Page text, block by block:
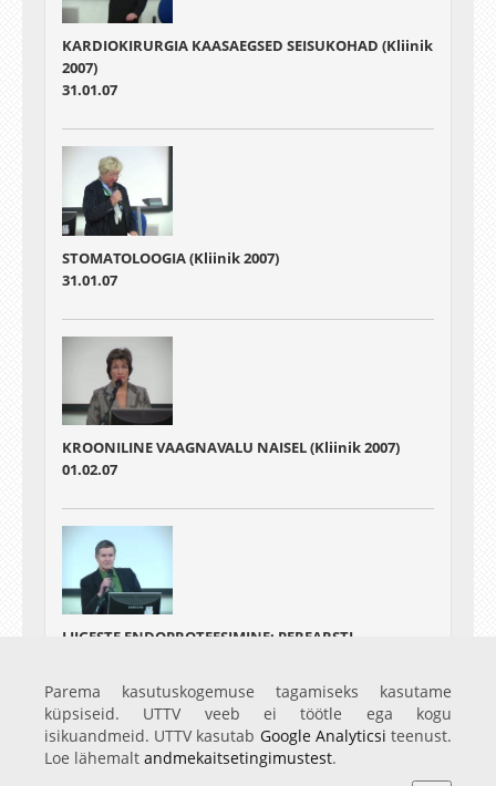
KARDIOKIRURGIA KAASAEGSED SEISUKOHAD (Kliinik
2007)
31.01.07
STOMATOLOOGIA (Kliinik 2007)
31.01.07
KROONILINE VAAGNAVALU NAISEL (Kliinik 2007)
01.02.07
LIIGESTE ENDOPROTEESIMINE: PEREARSTI,
01.02.07
Parema kasutuskogemuse tagamiseks kasutame
küpsiseid. UTTV veeb ei töötle ega kogu
isikuandmeid. UTTV kasutab Google Analyticsi teenust.
Loe lähemalt andmekaitsetingimustest.